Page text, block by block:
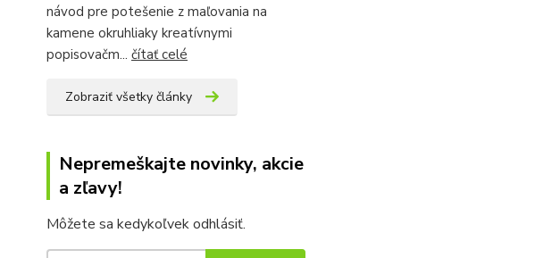
návod pre potešenie z maľovania na
kamene okruhliaky kreatívnymi
popisovačm... čítať celé
Zobraziť všetky články
Nepremeškajte novinky, akcie
a zľavy!
Môžete sa kedykoľvek odhlásiť.